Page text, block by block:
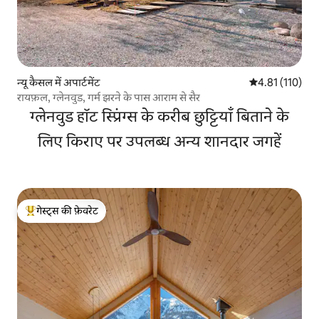
न्यू कैसल में अपार्टमेंट औसत रेटिंग 5 में से
4.81 (110)
रायफ़ल, ग्लेनवुड, गर्म झरने के पास आराम से सैर
ग्लेनवुड हॉट स्प्रिंग्स के करीब छुट्टियाँ बिताने के
लिए किराए पर उपलब्ध अन्य शानदार जगहें
गेस्ट्स का टॉप फ़ेवरेट
गेस्ट्स की फ़ेवरेट